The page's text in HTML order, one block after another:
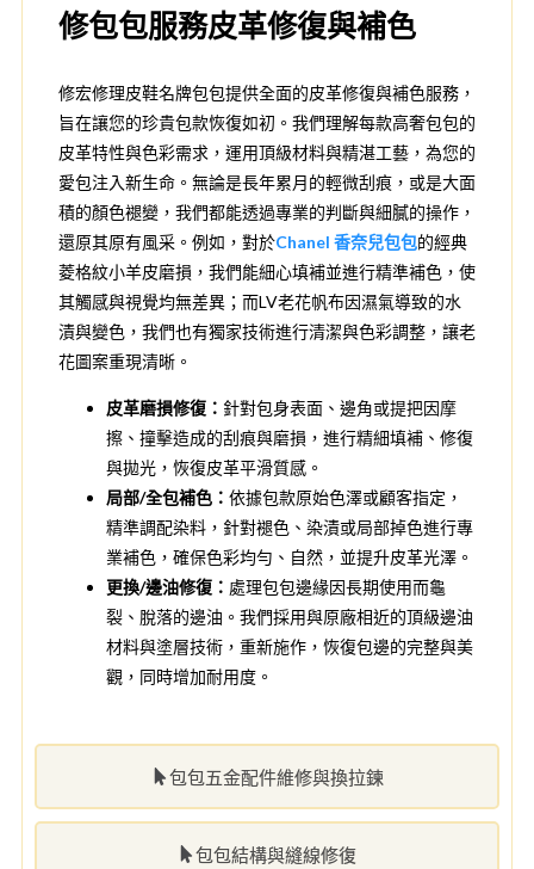
包包五金配件維修與換拉鍊
包包結構與縫線修復
修包包服務皮革修復與補色
修宏修理皮鞋名牌包包提供全面的皮革修復與補色服務，
旨在讓您的珍貴包款恢復如初。我們理解每款高奢包包的
皮革特性與色彩需求，運用頂級材料與精湛工藝，為您的
愛包注入新生命。無論是長年累月的輕微刮痕，或是大面
積的顏色褪變，我們都能透過專業的判斷與細膩的操作，
還原其原有風采。例如，對於Chanel 香奈兒包包的經典
菱格紋小羊皮磨損，我們能細心填補並進行精準補色，使
其觸感與視覺均無差異；而LV老花帆布因濕氣導致的水
漬與變色，我們也有獨家技術進行清潔與色彩調整，讓老
花圖案重現清晰。
皮革磨損修復： 針對包身表面、邊角或提把因摩
擦、撞擊造成的刮痕與磨損，進行精細填補、修復
與拋光，恢復皮革平滑質感。
局部/全包補色： 依據包款原始色澤或顧客指定，
精準調配染料，針對褪色、染漬或局部掉色進行專
業補色，確保色彩均勻、自然，並提升皮革光澤。
更換/邊油修復： 處理包包邊緣因長期使用而龜
裂、脫落的邊油。我們採用與原廠相近的頂級邊油
材料與塗層技術，重新施作，恢復包邊的完整與美
觀，同時增加耐用度。